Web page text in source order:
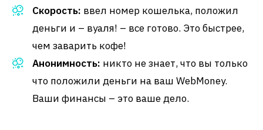
Скорость: ввел номер кошелька, положил
деньги и – вуаля! – все готово. Это быстрее,
чем заварить кофе!
Анонимность: никто не знает, что вы только
что положили деньги на ваш WebMoney.
Ваши финансы – это ваше дело.